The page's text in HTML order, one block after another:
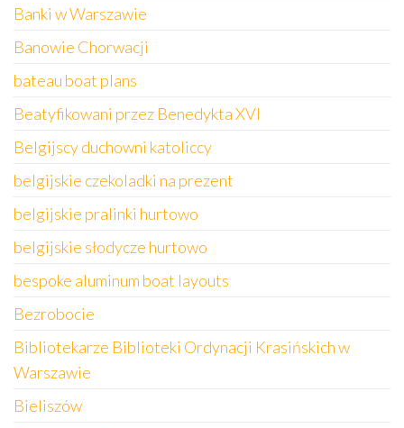
Banki w Warszawie
Banowie Chorwacji
bateau boat plans
Beatyfikowani przez Benedykta XVI
Belgijscy duchowni katoliccy
belgijskie czekoladki na prezent
belgijskie pralinki hurtowo
belgijskie słodycze hurtowo
bespoke aluminum boat layouts
Bezrobocie
Bibliotekarze Biblioteki Ordynacji Krasińskich w
Warszawie
Bieliszów